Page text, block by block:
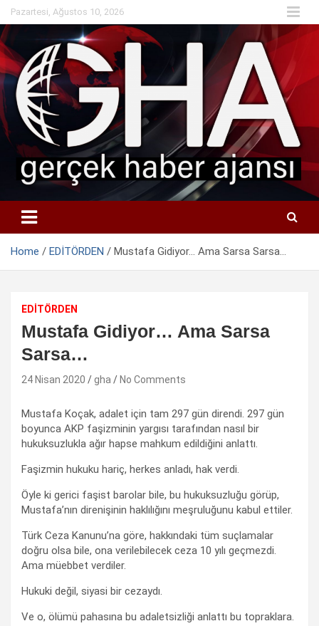
Skip
to
content
Pazartesi, Ağustos 10, 2026
Home EDİTÖRDEN Mustafa Gidiyor… Ama Sarsa Sarsa…
EDİTÖRDEN
Mustafa Gidiyor… Ama Sarsa
Sarsa…
24 Nisan 2020 gha No Comments
Mustafa Koçak, adalet için tam 297 gün direndi. 297 gün
boyunca AKP faşizminin yargısı tarafından nasıl bir
hukuksuzlukla ağır hapse mahkum edildiğini anlattı.
Faşizmin hukuku hariç, herkes anladı, hak verdi.
Öyle ki gerici faşist barolar bile, bu hukuksuzluğu görüp,
Mustafa’nın direnişinin haklılığını meşruluğunu kabul ettiler.
Türk Ceza Kanunu’na göre, hakkındaki tüm suçlamalar
doğru olsa bile, ona verilebilecek ceza 10 yılı geçmezdi.
Ama müebbet verdiler.
Hukuki değil, siyasi bir cezaydı.
Ve o, ölümü pahasına bu adaletsizliği anlattı bu topraklara.